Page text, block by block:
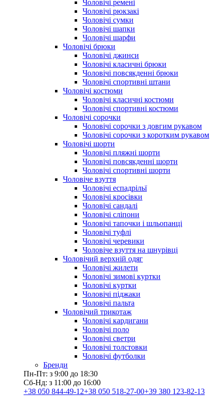
Чоловічі ремені
Чоловічі рюкзакі
Чоловічі сумки
Чоловічі шапки
Чоловічі шарфи
Чоловічі брюки
Чоловічі джинси
Чоловічі класичні брюки
Чоловічі повсякденні брюки
Чоловічі спортивні штани
Чоловічі костюми
Чоловічі класичні костюми
Чоловічі спортивні костюми
Чоловічі сорочки
Чоловічі сорочки з довгим рукавом
Чоловічі сорочки з коротким рукавом
Чоловічі шорти
Чоловічі пляжні шорти
Чоловічі повсякденні шорти
Чоловічі спортивні шорти
Чоловіче взуття
Чоловічі еспадрільї
Чоловічі кросівки
Чоловічі сандалі
Чоловічі сліпони
Чоловічі тапочки і шльопанці
Чоловічі туфлі
Чоловічі черевики
Чоловіче взуття на шнурівці
Чоловічий верхній одяг
Чоловічі жилети
Чоловічі зимові куртки
Чоловічі куртки
Чоловічі піджаки
Чоловічі пальта
Чоловічий трикотаж
Чоловічі кардигани
Чоловічі поло
Чоловічі светри
Чоловічі толстовки
Чоловічі футболки
Бренди
Пн-Пт: з 9:00 до 18:30
Сб-Нд: з 11:00 до 16:00
+38 050 844-49-12+38 050 518-27-00+39 380 123-82-13